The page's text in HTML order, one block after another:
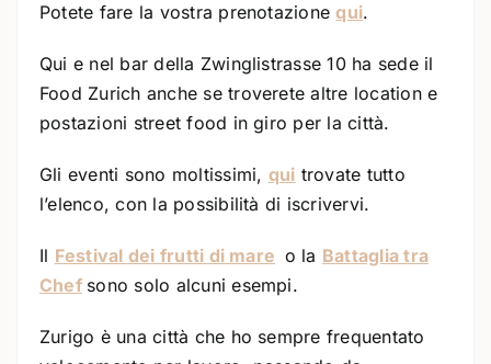
Potete fare la vostra prenotazionequi.
Qui e nel bar della Zwinglistrasse 10 ha sede il
Food Zurich anche se troverete altre location e
postazioni street food in giro per la città.
Gli eventi sono moltissimi, qui trovate tutto
l’elenco, con la possibilità di iscrivervi.
Il Festival dei frutti di mare o la Battaglia tra
Chef sono solo alcuni esempi.
Zurigo è una città che ho sempre frequentato